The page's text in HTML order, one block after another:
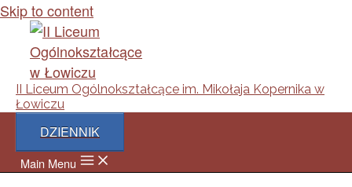
Skip to content
II Liceum Ogólnokształcące im. Mikołaja Kopernika w
Łowiczu
DZIENNIK
Main Menu